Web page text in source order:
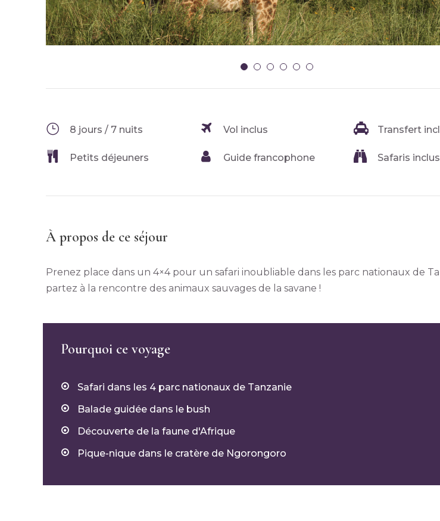
8 jours / 7 nuits Vol inclus Transfert
Petits déjeuners Guide francophone Safaris inclus
À propos de ce séjour
Prenez place dans un 4×4 pour un safari inoubliable dans les parc nationaux de
partez à la rencontre des animaux sauvages de la savane !
Pourquoi ce voyage
Safari dans les 4 parc nationaux de Tanzanie
Balade guidée dans le bush
Découverte de la faune d'Afrique
Pique-nique dans le cratère de Ngorongoro